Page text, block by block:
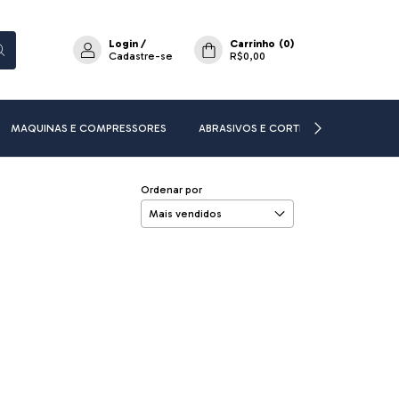
Login /
Cadastre-se
Carrinho (0)
R$0,00
MAQUINAS E COMPRESSORES ABRASIVOS E CORTE
Ordenar por